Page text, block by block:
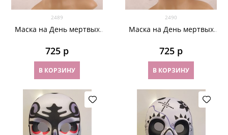
2489
Маска на День мертвых
725 р
В КОРЗИНУ
2490
Маска на День мертвых
725 р
В КОРЗИНУ